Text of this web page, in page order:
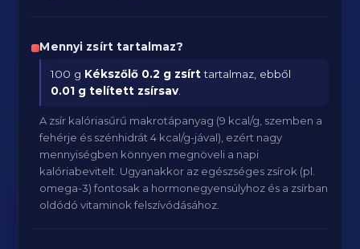
Mennyi zsírt tartalmaz?
100 g Kékszőlő 0.2 g zsírttartalmaz, ebből
0.01 g telített zsírsav
A zsír kalóriasűrű makrotápanyag (9 kcal/g, szemben a
fehérje és szénhidrát 4 kcal/g-jával), ezért nagy
mennyiségben könnyen megnöveli a napi
kalóriabevitelt. Ugyanakkor az egészséges zsírok (pl.
omega-3) fontosak a hormonegyensúlyhoz és a zsírban
oldódó vitaminok felszívódásához.